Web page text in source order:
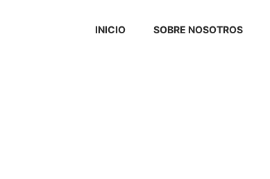
INICIO SOBRE NOSOTROS